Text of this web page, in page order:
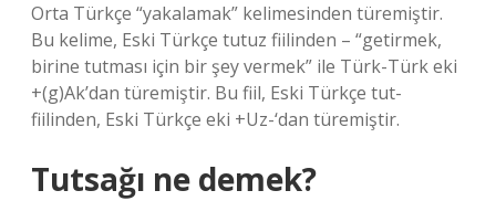
Orta Türkçe “yakalamak” kelimesinden türemiştir.
Bu kelime, Eski Türkçe tutuz fiilinden – “getirmek,
birine tutması için bir şey vermek” ile Türk-Türk eki
+(g)Ak’dan türemiştir. Bu fiil, Eski Türkçe tut-
fiilinden, Eski Türkçe eki +Uz-‘dan türemiştir.
Tutsağı ne demek?